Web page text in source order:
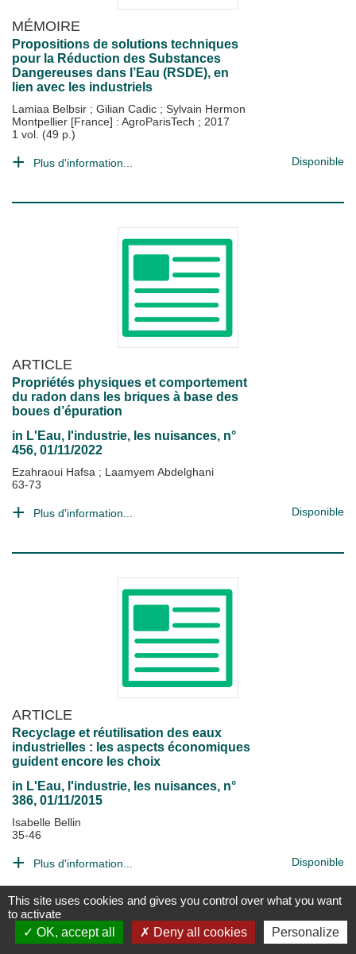
MÉMOIRE
Propositions de solutions techniques
pour la Réduction des Substances
Dangereuses dans l’Eau (RSDE), en
lien avec les industriels
Lamiaa Belbsir ; Gilian Cadic ; Sylvain Hermon
Montpellier [France] : AgroParisTech ; 2017
1 vol. (49 p.)
Plus d'information... Disponible
ARTICLE
Propriétés physiques et comportement
du radon dans les briques à base des
boues d’épuration
in L'Eau, l'industrie, les nuisances, n°
456, 01/11/2022
Ezahraoui Hafsa ; Laamyem Abdelghani
63-73
Plus d'information... Disponible
ARTICLE
Recyclage et réutilisation des eaux
industrielles : les aspects économiques
guident encore les choix
in L'Eau, l'industrie, les nuisances, n°
386, 01/11/2015
Isabelle Bellin
35-46
Plus d'information... Disponible
This site uses cookies and gives you control over what you want
to activate
OK, accept all
Deny all cookies Personalize